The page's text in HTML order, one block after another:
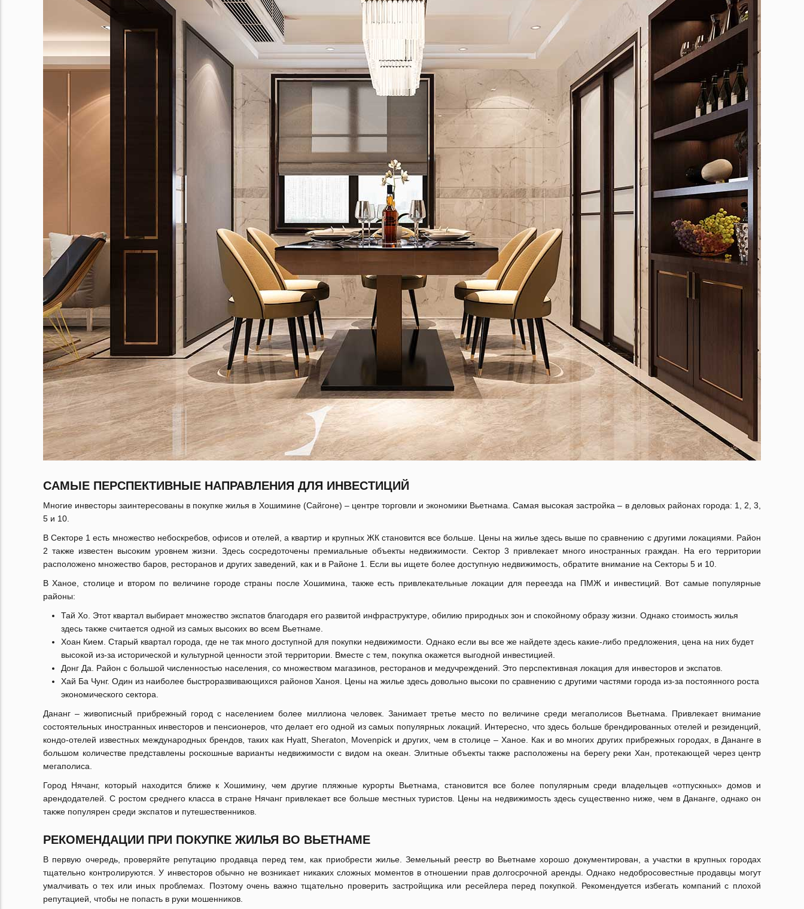
САМЫЕ ПЕРСПЕКТИВНЫЕ НАПРАВЛЕНИЯ ДЛЯ ИНВЕСТИЦИЙ
Многие инвесторы заинтересованы в покупке жилья в Хошимине (Сайгоне) – центре торговли и экономики Вьетнама. Самая высокая застройка – в деловых районах города: 1, 2, 3,
5 и 10.
В Секторе 1 есть множество небоскребов, офисов и отелей, а квартир и крупных ЖК становится все больше. Цены на жилье здесь выше по сравнению с другими локациями. Район
2 также известен высоким уровнем жизни. Здесь сосредоточены премиальные объекты недвижимости. Сектор 3 привлекает много иностранных граждан. На его территории
расположено множество баров, ресторанов и других заведений, как и в Районе 1. Если вы ищете более доступную недвижимость, обратите внимание на Секторы 5 и 10.
В Ханое, столице и втором по величине городе страны после Хошимина, также есть привлекательные локации для переезда на ПМЖ и инвестиций. Вот самые популярные
районы:
Тай Хо. Этот квартал выбирает множество экспатов благодаря его развитой инфраструктуре, обилию природных зон и спокойному образу жизни. Однако стоимость жилья
здесь также считается одной из самых высоких во всем Вьетнаме.
Хоан Кием. Старый квартал города, где не так много доступной для покупки недвижимости. Однако если вы все же найдете здесь какие-либо предложения, цена на них будет
высокой из-за исторической и культурной ценности этой территории. Вместе с тем, покупка окажется выгодной инвестицией.
Донг Да. Район с большой численностью населения, со множеством магазинов, ресторанов и медучреждений. Это перспективная локация для инвесторов и экспатов.
Хай Ба Чунг. Один из наиболее быстроразвивающихся районов Ханоя. Цены на жилье здесь довольно высоки по сравнению с другими частями города из-за постоянного роста
экономического сектора.
Дананг – живописный прибрежный город с населением более миллиона человек. Занимает третье место по величине среди мегаполисов Вьетнама. Привлекает внимание
состоятельных иностранных инвесторов и пенсионеров, что делает его одной из самых популярных локаций. Интересно, что здесь больше брендированных отелей и резиденций,
кондо-отелей известных международных брендов, таких как Hyatt, Sheraton, Movenpick и других, чем в столице – Ханое. Как и во многих других прибрежных городах, в Дананге в
большом количестве представлены роскошные варианты недвижимости с видом на океан. Элитные объекты также расположены на берегу реки Хан, протекающей через центр
мегаполиса.
Город Нячанг, который находится ближе к Хошимину, чем другие пляжные курорты Вьетнама, становится все более популярным среди владельцев «отпускных» домов и
арендодателей. С ростом среднего класса в стране Нячанг привлекает все больше местных туристов. Цены на недвижимость здесь существенно ниже, чем в Дананге, однако он
также популярен среди экспатов и путешественников.
РЕКОМЕНДАЦИИ ПРИ ПОКУПКЕ ЖИЛЬЯ ВО ВЬЕТНАМЕ
В первую очередь, проверяйте репутацию продавца перед тем, как приобрести жилье. Земельный реестр во Вьетнаме хорошо документирован, а участки в крупных городах
тщательно контролируются. У инвесторов обычно не возникает никаких сложных моментов в отношении прав долгосрочной аренды. Однако недобросовестные продавцы могут
умалчивать о тех или иных проблемах. Поэтому очень важно тщательно проверить застройщика или ресейлера перед покупкой. Рекомендуется избегать компаний с плохой
репутацией, чтобы не попасть в руки мошенников.